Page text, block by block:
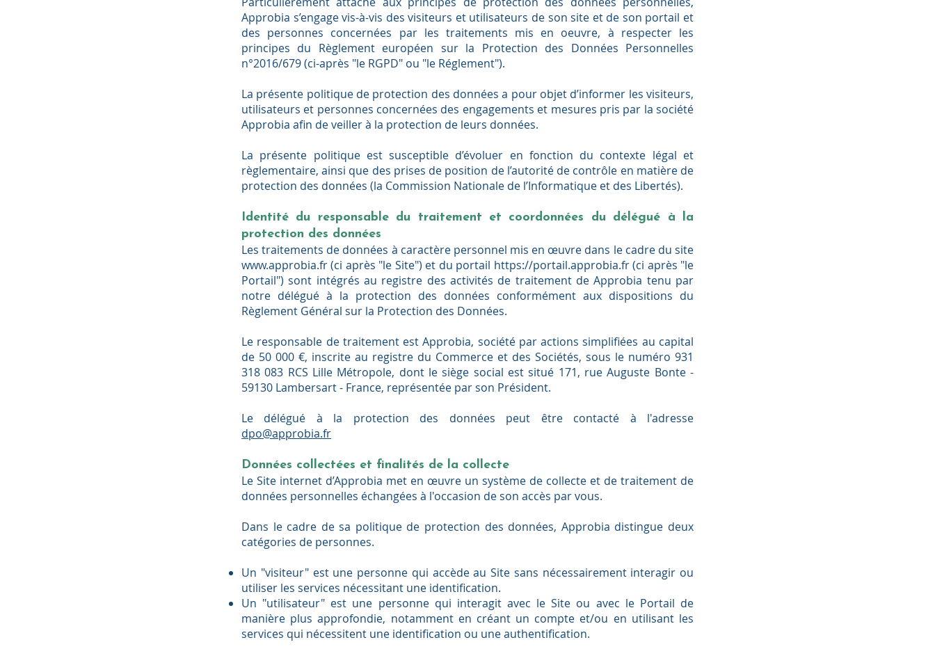
Approbia s’engage vis-à-vis des visiteurs et utilisateurs de son site et de son portail et
des personnes concernées par les traitements mis en oeuvre, à respecter les
principes du Règlement européen sur la Protection des Données Personnelles
n°2016/679 (ci-après "le RGPD" ou "le Réglement").
La présente politique de protection des données a pour objet d’informer les visiteurs,
utilisateurs et personnes concernées des engagements et mesures pris par la société
Approbia afin de veiller à la protection de leurs données.
La présente politique est susceptible d’évoluer en fonction du contexte légal et
règlementaire, ainsi que des prises de position de l’autorité de contrôle en matière de
protection des données (la Commission Nationale de l’Informatique et des Libertés).
Identité du responsable du traitement et coordonnées du délégué à la
protection des données
Les traitements de données à caractère personnel mis en œuvre dans le cadre du site
www.approbia.fr(ci après "le Site") et du portail https://portail.approbia.fr(ci après "le
Portail") sont intégrés au registre des activités de traitement de Approbia tenu par
notre délégué à la protection des données conformément aux dispositions du
Règlement Général sur la Protection des Données.
Le responsable de traitement est Approbia, société par actions simplifiées au capital
de 50 000 €, inscrite au registre du Commerce et des Sociétés, sous le numéro 931
318 083 RCS Lille Métropole, dont le siège social est situé 171, rue Auguste Bonte -
59130 Lambersart - France, représentée par son Président.
Le délégué à la protection des données peut être contacté à l'adresse
dpo@approbia.fr
Données collectées et finalités de la collecte
Le Site internet d’Approbia met en œuvre un système de collecte et de traitement de
données personnelles échangées à l'occasion de son accès par vous.
Dans le cadre de sa politique de protection des données, Approbia distingue deux
catégories de personnes.
Un "visiteur" est une personne qui accède au Site sans nécessairement interagir ou
utiliser les services nécessitant une identification.
Un "utilisateur" est une personne qui interagit avec le Site ou avec le Portail de
manière plus approfondie, notamment en créant un compte et/ou en utilisant les
services qui nécessitent une identification ou une authentification.